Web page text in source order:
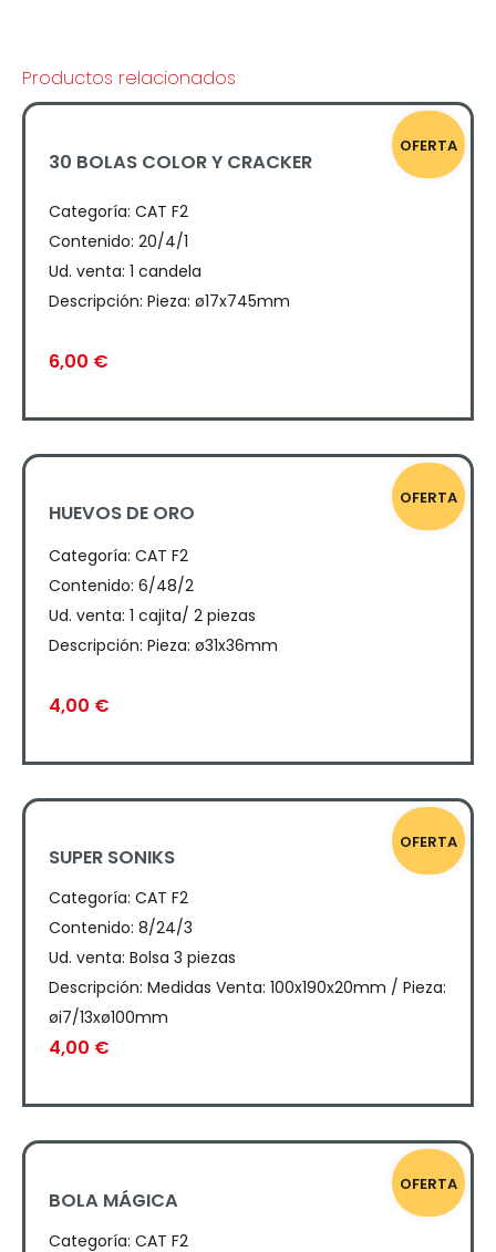
Productos relacionados
OFERTA
30 BOLAS COLOR Y CRACKER
Categoría: CAT F2
Contenido: 20/4/1
Ud. venta: 1 candela
Descripción: Pieza: ø17x745mm
6,00 €
OFERTA
HUEVOS DE ORO
Categoría: CAT F2
Contenido: 6/48/2
Ud. venta: 1 cajita/ 2 piezas
Descripción: Pieza: ø31x36mm
4,00 €
OFERTA
SUPER SONIKS
Categoría: CAT F2
Contenido: 8/24/3
Ud. venta: Bolsa 3 piezas
Descripción: Medidas Venta: 100x190x20mm / Pieza:
øi7/13xø100mm
4,00 €
OFERTA
BOLA MÁGICA
Categoría: CAT F2